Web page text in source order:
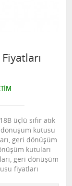
üçlü sıfır atık
kutusu
geri dönüşüm
kutuları
geri dönüşüm
fiyatları